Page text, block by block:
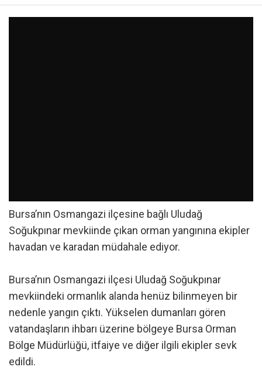
Bursa’nın Osmangazi ilçesine bağlı Uludağ
Soğukpınar mevkiinde çıkan orman yangınına ekipler
havadan ve karadan müdahale ediyor.
Bursa’nın Osmangazi ilçesi Uludağ Soğukpınar
mevkiindeki ormanlık alanda henüz bilinmeyen bir
nedenle yangın çıktı. Yükselen dumanları gören
vatandaşların ihbarı üzerine bölgeye Bursa Orman
Bölge Müdürlüğü, itfaiye ve diğer ilgili ekipler sevk
edildi.